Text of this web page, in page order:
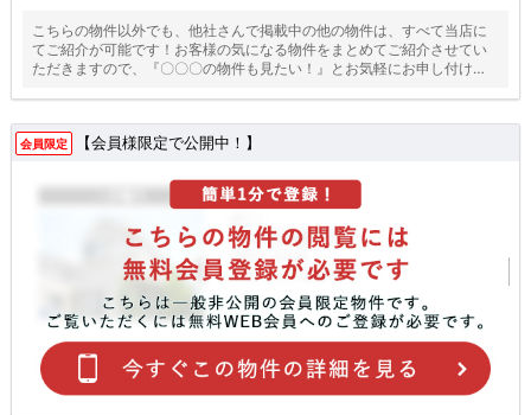
こちらの物件以外でも、他社さんで掲載中の他の物件は、すべて当店に
てご紹介が可能です！お客様の気になる物件をまとめてご紹介させてい
ただきますので、『〇〇〇の物件も見たい！』とお気軽にお申し付けく
会員限定 【会員様限定で公開中！】